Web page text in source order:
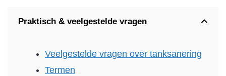
Praktisch & veelgestelde vragen
Veelgestelde vragen over tanksanering
Termen